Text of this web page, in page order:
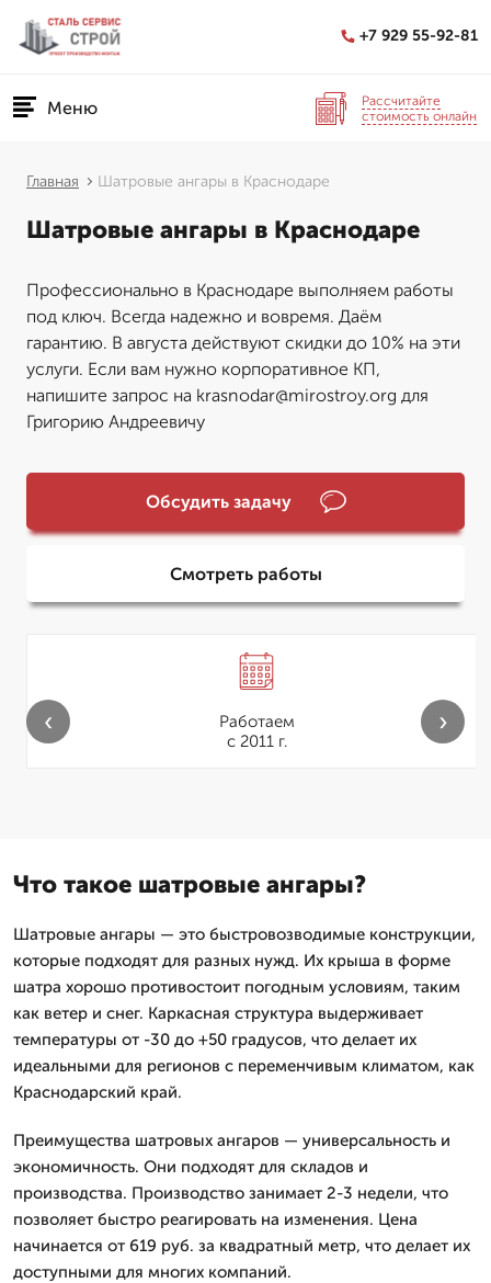
+7 929 55-92-81
Меню
Рассчитайте
стоимость онлайн
Главная Шатровые ангары в Краснодаре
Шатровые ангары в Краснодаре
Профессионально в Краснодаре выполняем работы
под ключ. Всегда надежно и вовремя. Даём
гарантию. В августа действуют скидки до 10% на эти
услуги. Если вам нужно корпоративное КП,
напишите запрос на krasnodar@mirostroy.org для
Григорию Андреевичу
Обсудить задачу
Смотреть работы
Работаем
с 2011 г.
‹ ›
Что такое шатровые ангары?
Шатровые ангары — это быстровозводимые конструкции,
которые подходят для разных нужд. Их крыша в форме
шатра хорошо противостоит погодным условиям, таким
как ветер и снег. Каркасная структура выдерживает
температуры от -30 до +50 градусов, что делает их
идеальными для регионов с переменчивым климатом, как
Краснодарский край.
Преимущества шатровых ангаров — универсальность и
экономичность. Они подходят для складов и
производства. Производство занимает 2-3 недели, что
позволяет быстро реагировать на изменения. Цена
начинается от 619 руб. за квадратный метр, что делает их
доступными для многих компаний.